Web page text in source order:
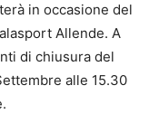
in occasione del
Allende. A
di chiusura del
alle 15.30